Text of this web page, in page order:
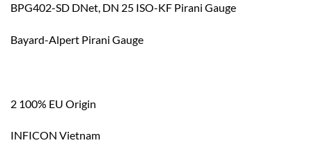
BPG402-SD DNet, DN 25 ISO-KF Pirani Gauge
Bayard-Alpert Pirani Gauge
2 100% EU Origin
INFICON Vietnam